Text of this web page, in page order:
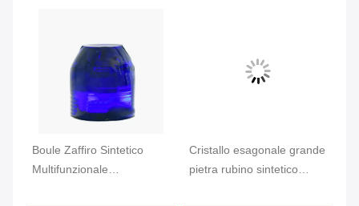
Boule Zaffiro Sintetico
Multifunzionale
Cristallo esagonale grande
pietra rubino sintetico